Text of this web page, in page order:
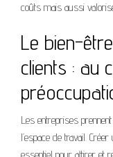
coûts mais aussi
Le bien-
clients : au
Les entreprises
l’espace de travail.